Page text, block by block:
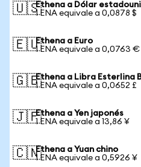
🇺🇸Ethena a Dólar
1 ENA equivale a 0,0878 $
🇪🇺Ethena a Euro
1 ENA equivale a 0,0763 €
🇬🇧Ethena a Libra Esterlina
1 ENA equivale a 0,0652 £
🇯🇵Ethena a Yen japonés
1 ENA equivale a 13,86 ¥
🇨🇳Ethena a Yuan chino
1 ENA equivale a 0,5926 ¥